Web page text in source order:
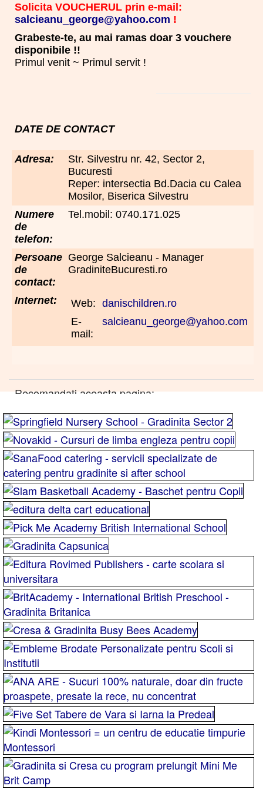
Solicita VOUCHERUL prin e-mail:
salcieanu_george@yahoo.com !
Grabeste-te, au mai ramas doar 3 vouchere
disponibile !!
Primul venit ~ Primul servit !
DATE DE CONTACT
Adresa:
Str. Silvestru nr. 42, Sector 2,
Bucuresti
Reper: intersectia Bd.Dacia cu Calea
Mosilor, Biserica Silvestru
Numere
de
telefon:
Tel.mobil: 0740.171.025
Persoane
de
contact:
George Salcieanu - Manager
GradiniteBucuresti.ro
Internet: Web: danischildren.ro
E-
mail:
salcieanu_george@yahoo.com
Recomandati aceasta pagina: